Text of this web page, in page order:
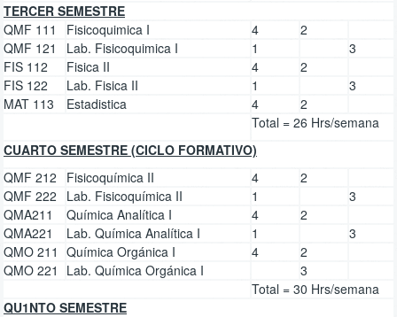
TERCER SEMESTRE
QMF 111
Fisicoquimica I 4
2
QMF 121
Lab. Fisicoquimica I 1
3
FIS 112
Fisica II 4
2
FIS 122
Lab. Fisica II 1
3
MAT 113
Estadistica 4
2
Total = 26 Hrs/semana
CUARTO SEMESTRE (CICLO FORMATIVO)
QMF 212
Fisicoquímica II 4
2
QMF 222
Lab. Fisicoquímica II 1
3
QMA211
Química Analítica I 4
2
QMA221
Lab. Química Analítica I 1
3
QMO 211 Química Orgánica I 4
2
QMO 221
Lab. Química Orgánica I
3
Total = 30 Hrs/semana
QU1NTO SEMESTRE